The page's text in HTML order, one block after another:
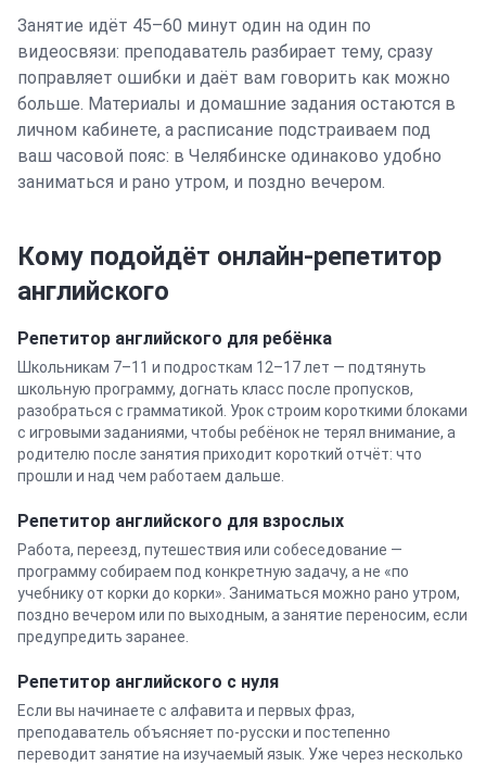
Занятие идёт 45–60 минут один на один по
видеосвязи: преподаватель разбирает тему, сразу
поправляет ошибки и даёт вам говорить как можно
больше. Материалы и домашние задания остаются в
личном кабинете, а расписание подстраиваем под
ваш часовой пояс: в Челябинске одинаково удобно
заниматься и рано утром, и поздно вечером.
Кому подойдёт онлайн-репетитор
английского
Репетитор английского для ребёнка
Школьникам 7–11 и подросткам 12–17 лет — подтянуть
школьную программу, догнать класс после пропусков,
разобраться с грамматикой. Урок строим короткими блоками
с игровыми заданиями, чтобы ребёнок не терял внимание, а
родителю после занятия приходит короткий отчёт: что
прошли и над чем работаем дальше.
Репетитор английского для взрослых
Работа, переезд, путешествия или собеседование —
программу собираем под конкретную задачу, а не «по
учебнику от корки до корки». Заниматься можно рано утром,
поздно вечером или по выходным, а занятие переносим, если
предупредить заранее.
Репетитор английского с нуля
Если вы начинаете с алфавита и первых фраз,
преподаватель объясняет по-русски и постепенно
переводит занятие на изучаемый язык. Уже через несколько